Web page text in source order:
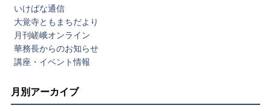
いけばな通信
大覚寺ともまちだより
月刊嵯峨オンライン
華務長からのお知らせ
講座・イベント情報
月別アーカイブ